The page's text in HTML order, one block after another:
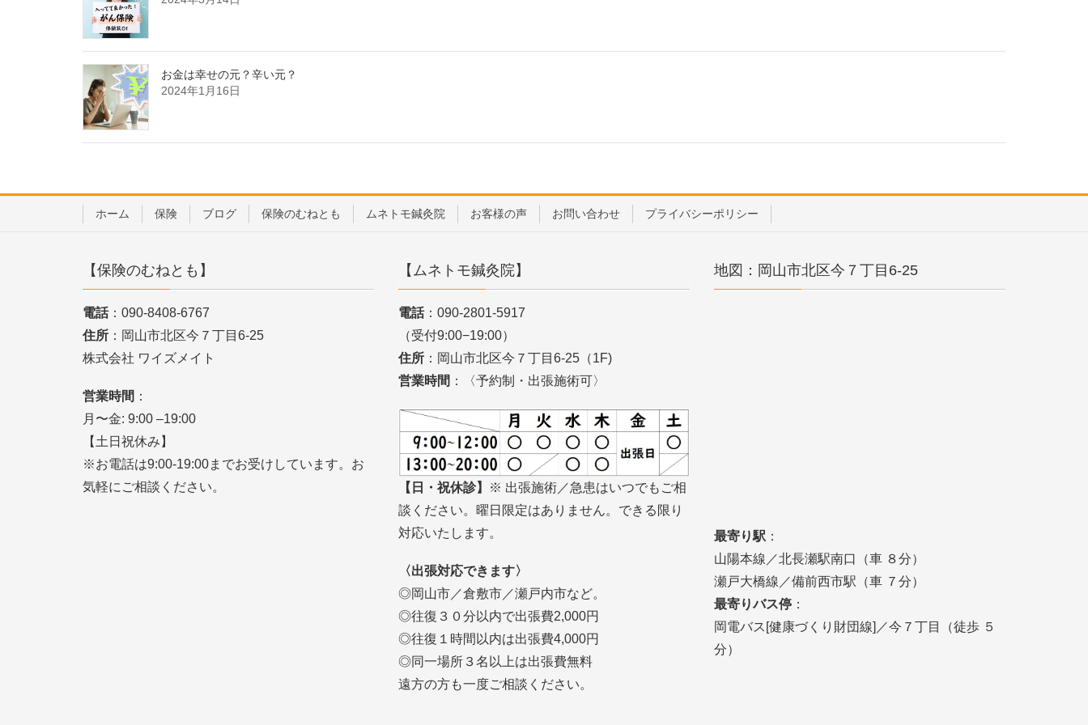
お金は幸せの元？辛い元？
2024年1月16日
ホーム 保険 ブログ 保険のむねとも ムネトモ鍼灸院 お客様の声 お問い合わせ プライバシーポリシー
【保険のむねとも】
電話：090-8408-6767
住所 ：岡山市北区今７丁目6-25
株式会社 ワイズメイト
営業時間 ：
月〜金: 9:00 –19:00
【土日祝休み】
※お電話は9:00-19:00までお受けしています。お
気軽にご相談ください。
【ムネトモ鍼灸院】
電話：090-2801-5917
（受付9:00−19:00）
住所 ：岡山市北区今７丁目6-25（1F)
営業時間 ：〈予約制・出張施術可〉
【日・祝休診】
※ 出張施術／急患はいつでもご相
談ください。曜日限定はありません。できる限り
対応いたします。
〈出張対応できます〉
◎岡山市／倉敷市／瀬戸内市など。
◎往復３０分以内で出張費2,000円
◎往復１時間以内は出張費4,000円
◎同一場所３名以上は出張費無料
遠方の方も一度ご相談ください。
地図：岡山市北区今７丁目6-25
最寄り駅 ：
山陽本線／北長瀬駅南口（車 ８分）
瀬戸大橋線／備前西市駅（車 ７分）
最寄りバス停 ：
岡電バス[健康づくり財団線]／今７丁目（徒歩 ５
分）